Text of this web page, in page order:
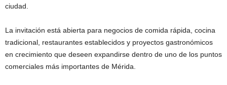
ciudad.
La invitación está abierta para negocios de comida rápida, cocina
tradicional, restaurantes establecidos y proyectos gastronómicos
en crecimiento que deseen expandirse dentro de uno de los puntos
comerciales más importantes de Mérida.